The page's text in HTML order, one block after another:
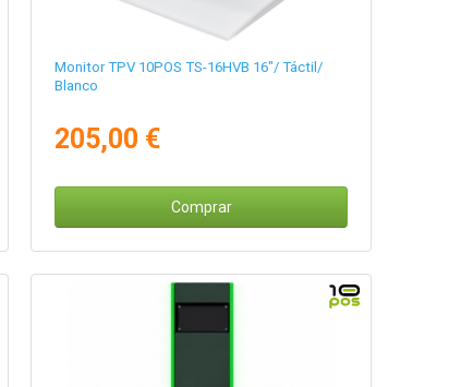
Monitor TPV 10POS TS-16HVB 16"/ Táctil/
Blanco
205,00 €
Comprar